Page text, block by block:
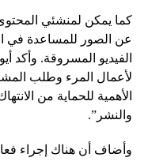
كما يمكن لمنشئي
عن الصور للمساعدة في
الفيديو المسروقة. وأكد
لأعمال المرء وطلب
الأهمية للحماية من
والنشر”.
وأضاف أن هناك إجراء